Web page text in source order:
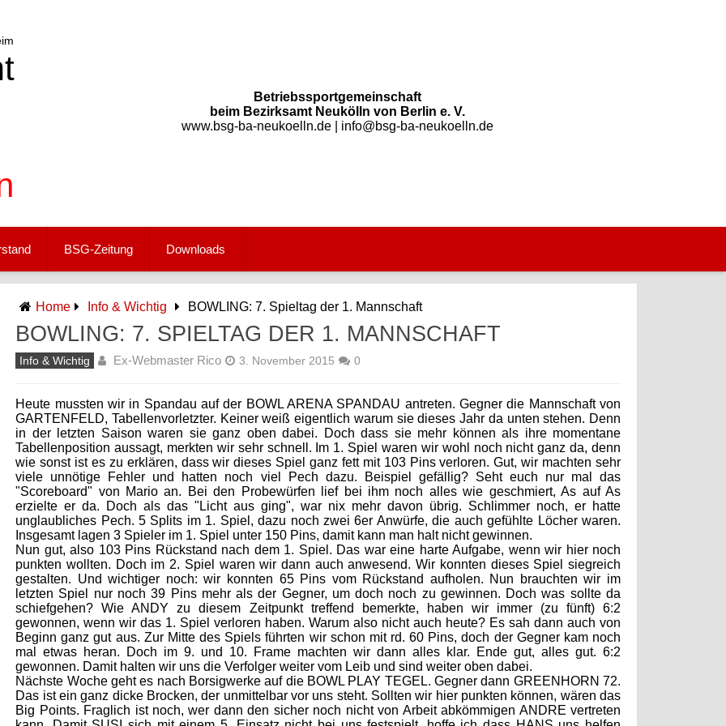
Betriebssportgemeinschaft
beim Bezirksamt Neukölln von Berlin e. V.
www.bsg-ba-neukoelln.de | info@bsg-ba-neukoelln.de
BSG-Zeitung Downloads
Home Info & Wichtig BOWLING: 7. Spieltag der 1. Mannschaft
BOWLING: 7. SPIELTAG DER 1. MANNSCHAFT
Info & Wichtig Ex-Webmaster Rico 3. November 2015 0
Heute mussten wir in Spandau auf der BOWL ARENA SPANDAU antreten. Gegner die Mannschaft von
GARTENFELD, Tabellenvorletzter. Keiner weiß eigentlich warum sie dieses Jahr da unten stehen. Denn
in der letzten Saison waren sie ganz oben dabei. Doch dass sie mehr können als ihre momentane
Tabellenposition aussagt, merkten wir sehr schnell. Im 1. Spiel waren wir wohl noch nicht ganz da, denn
wie sonst ist es zu erklären, dass wir dieses Spiel ganz fett mit 103 Pins verloren. Gut, wir machten sehr
viele unnötige Fehler und hatten noch viel Pech dazu. Beispiel gefällig? Seht euch nur mal das
"Scoreboard" von Mario an. Bei den Probewürfen lief bei ihm noch alles wie geschmiert, As auf As
erzielte er da. Doch als das "Licht aus ging", war nix mehr davon übrig. Schlimmer noch, er hatte
unglaubliches Pech. 5 Splits im 1. Spiel, dazu noch zwei 6er Anwürfe, die auch gefühlte Löcher waren.
Insgesamt lagen 3 Spieler im 1. Spiel unter 150 Pins, damit kann man halt nicht gewinnen.
Nun gut, also 103 Pins Rückstand nach dem 1. Spiel. Das war eine harte Aufgabe, wenn wir hier noch
punkten wollten. Doch im 2. Spiel waren wir dann auch anwesend. Wir konnten dieses Spiel siegreich
gestalten. Und wichtiger noch: wir konnten 65 Pins vom Rückstand aufholen. Nun brauchten wir im
letzten Spiel nur noch 39 Pins mehr als der Gegner, um doch noch zu gewinnen. Doch was sollte da
schiefgehen? Wie ANDY zu diesem Zeitpunkt treffend bemerkte, haben wir immer (zu fünft) 6:2
gewonnen, wenn wir das 1. Spiel verloren haben. Warum also nicht auch heute? Es sah dann auch von
Beginn ganz gut aus. Zur Mitte des Spiels führten wir schon mit rd. 60 Pins, doch der Gegner kam noch
mal etwas heran. Doch im 9. und 10. Frame machten wir dann alles klar. Ende gut, alles gut. 6:2
gewonnen. Damit halten wir uns die Verfolger weiter vom Leib und sind weiter oben dabei.
Nächste Woche geht es nach Borsigwerke auf die BOWL PLAY TEGEL. Gegner dann GREENHORN 72.
Das ist ein ganz dicke Brocken, der unmittelbar vor uns steht. Sollten wir hier punkten können, wären das
Big Points. Fraglich ist noch, wer dann den sicher noch nicht von Arbeit abkömmigen ANDRE vertreten